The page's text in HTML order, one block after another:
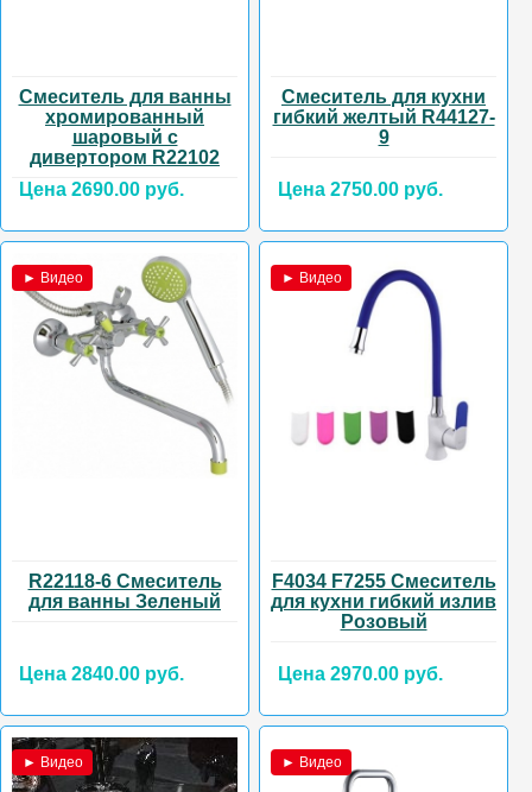
Смеситель для ванны
хромированный
шаровый с
дивертором R22102
Цена 2690.00 руб.
Смеситель для кухни
гибкий желтый R44127-
9
Цена 2750.00 руб.
► Видео
R22118-6 Смеситель
для ванны Зеленый
Цена 2840.00 руб.
► Видео
F4034 F7255 Смеситель
для кухни гибкий излив
Розовый
Цена 2970.00 руб.
► Видео ► Видео